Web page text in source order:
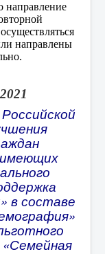
направление
направлены
в составе